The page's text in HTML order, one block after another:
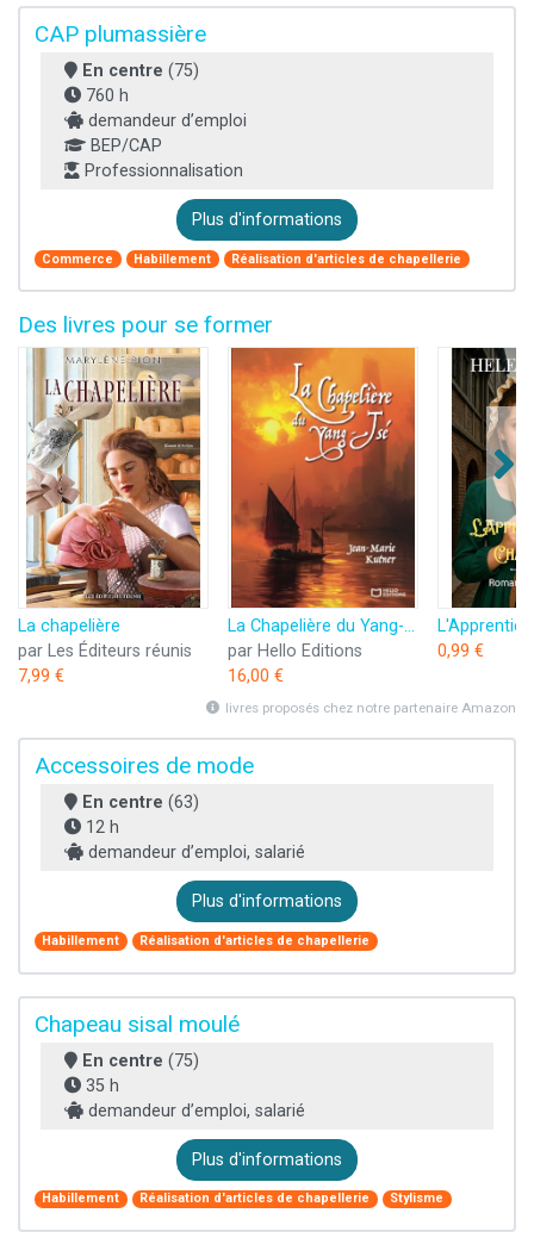
CAP plumassière
En centre (75)
760 h
demandeur d’emploi
BEP/CAP
Professionnalisation
Plus d'informations
Commerce Habillement Réalisation d'articles de chapellerie
Des livres pour se former
La chapelière
par Les Éditeurs réunis
7,99 €
La Chapelière du Yang-Tsé
par Hello Editions
16,00 €
0,99 €
livres proposés chez notre partenaire Amazon
Accessoires de mode
En centre (63)
12 h
demandeur d’emploi, salarié
Plus d'informations
Habillement Réalisation d'articles de chapellerie
Chapeau sisal moulé
En centre (75)
35 h
demandeur d’emploi, salarié
Plus d'informations
Habillement Réalisation d'articles de chapellerie Stylisme